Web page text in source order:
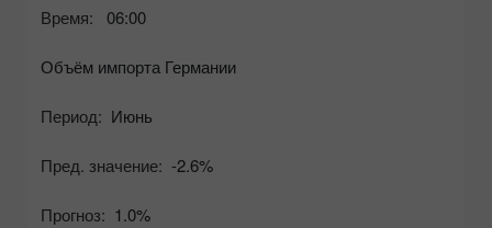
Время: 06:00
Объём импорта Германии
Период: Июнь
Пред. значение: -2.6%
Прогноз: 1.0%